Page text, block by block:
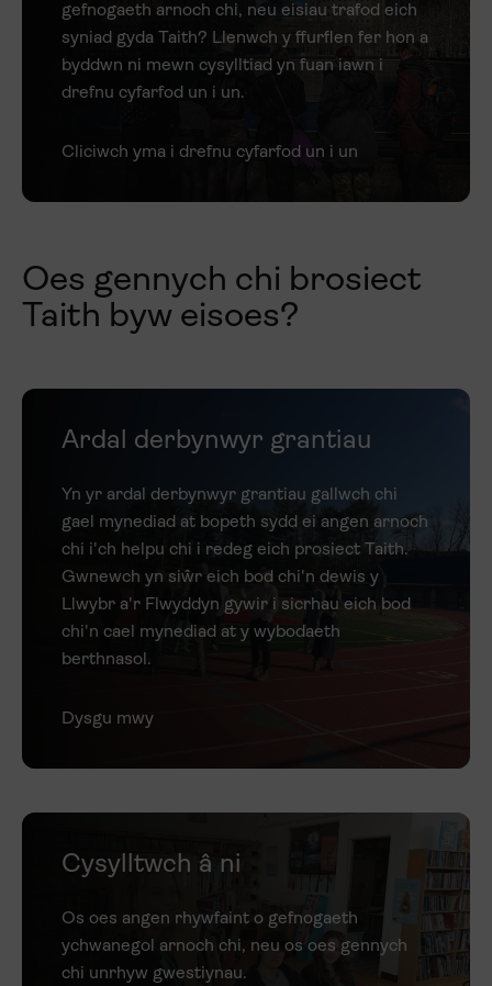
gefnogaeth arnoch chi, neu eisiau trafod eich
syniad gyda Taith? Llenwch y ffurflen fer hon a
byddwn ni mewn cysylltiad yn fuan iawn i
drefnu cyfarfod un i un.
Cliciwch yma i drefnu cyfarfod un i un
Oes gennych chi brosiect
Taith byw eisoes?
Ardal derbynwyr grantiau
Yn yr ardal derbynwyr grantiau gallwch chi
gael mynediad at bopeth sydd ei angen arnoch
chi i'ch helpu chi i redeg eich prosiect Taith.
Gwnewch yn siŵr eich bod chi'n dewis y
Llwybr a'r Flwyddyn gywir i sicrhau eich bod
chi'n cael mynediad at y wybodaeth
berthnasol.
Dysgu mwy
Cysylltwch â ni
Os oes angen rhywfaint o gefnogaeth
ychwanegol arnoch chi, neu os oes gennych
chi unrhyw gwestiynau.